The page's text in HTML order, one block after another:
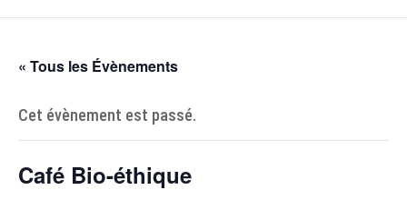
« Tous les Évènements
Cet évènement est passé.
Café Bio-éthique